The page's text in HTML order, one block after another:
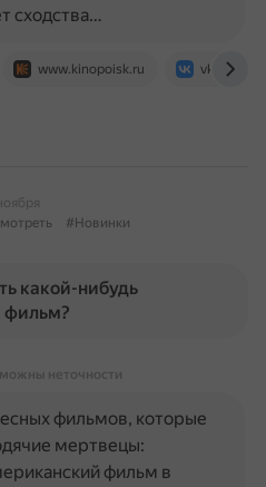
www.kinopoisk.ru vk.com
сходства…
#Новинки
какой-нибудь
фильм?
неточности
фильмов, которые
мертвецы:
фильм в